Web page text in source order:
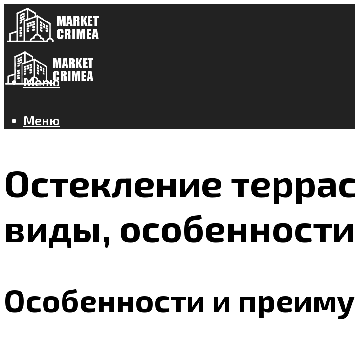
Меню
Меню
Остекление
виды,
Особенности и